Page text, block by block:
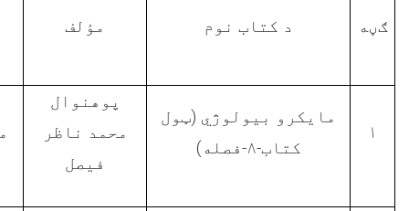
ګڼه د کتاب نوم مؤلف
۱
مايکرو بيولوژي (ټول
کتاب-۸-فصله)
پوهنوال
محمد ناظر
فيصل